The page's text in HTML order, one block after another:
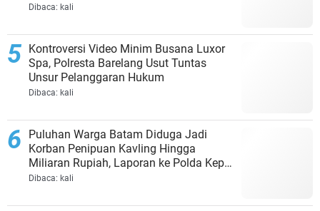
Dibaca: kali
Kontroversi Video Minim Busana Luxor
Spa, Polresta Barelang Usut Tuntas
Unsur Pelanggaran Hukum
Dibaca: kali
Puluhan Warga Batam Diduga Jadi
Korban Penipuan Kavling Hingga
Miliaran Rupiah, Laporan ke Polda Kepri
Jalan di Tempat?
Dibaca: kali